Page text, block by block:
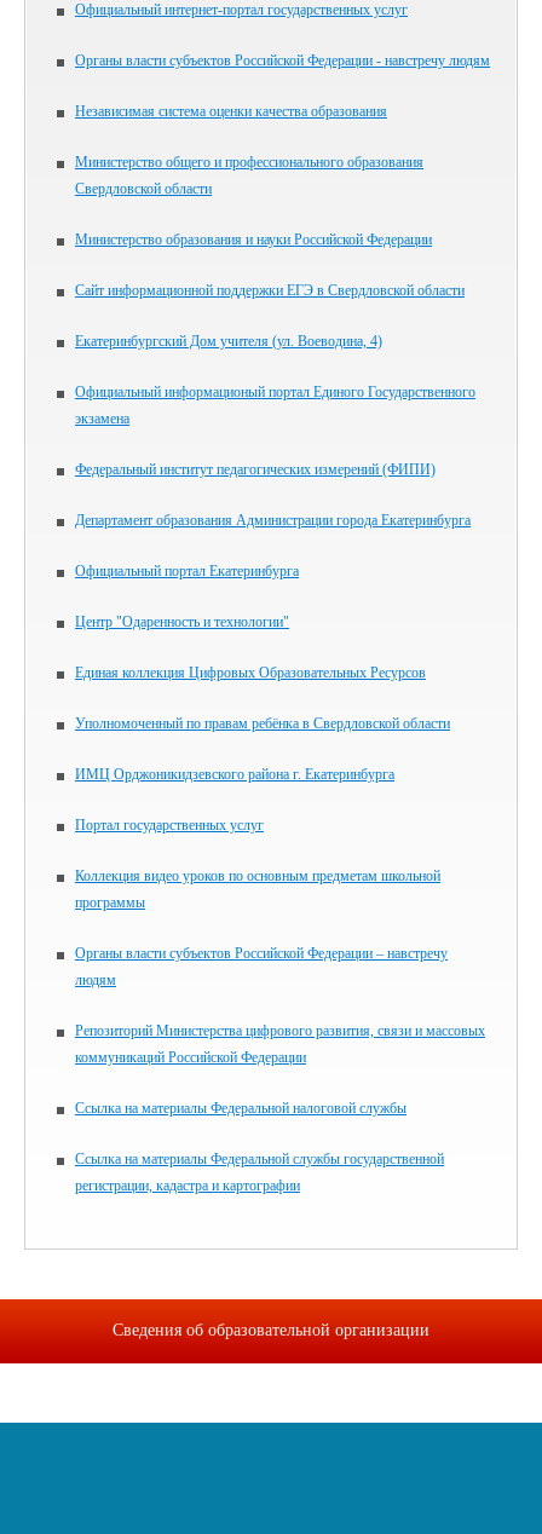
Официальный интернет-портал государственных услуг
Органы власти субъектов Российской Федерации - навстречу людям
Независимая система оценки качества образования
Министерство общего и профессионального образования
Свердловской области
Министерство образования и науки Российской Федерации
Сайт информационной поддержки ЕГЭ в Свердловской области
Екатеринбургский Дом учителя (ул. Воеводина, 4)
Официальный информационый портал Единого Государственного
экзамена
Федеральный институт педагогических измерений (ФИПИ)
Департамент образования Администрации города Екатеринбурга
Официальный портал Екатеринбурга
Центр "Одаренность и технологии"
Единая коллекция Цифровых Образовательных Ресурсов
Уполномоченный по правам ребёнка в Свердловской области
ИМЦ Орджоникидзевского района г. Екатеринбурга
Портал государственных услуг
Коллекция видео уроков по основным предметам школьной
программы
Органы власти субъектов Российской Федерации – навстречу
людям
Репозиторий Министерства цифрового развития, связи и массовых
коммуникаций Российской Федерации
Ссылка на материалы Федеральной налоговой службы
Ссылка на материалы Федеральной службы государственной
регистрации, кадастра и картографии
Сведения об образовательной организации